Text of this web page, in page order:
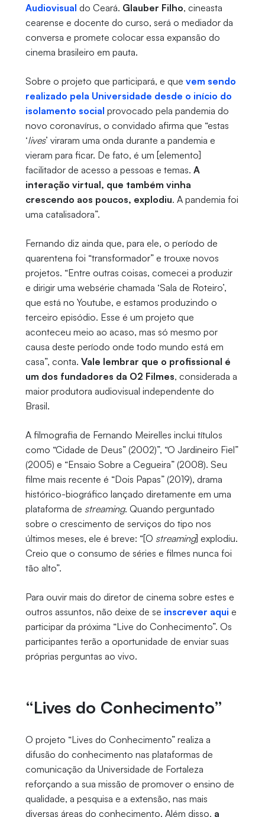
Audiovisual do Ceará. Glauber Filho, cineasta
cearense e docente do curso, será o mediador da
conversa e promete colocar essa expansão do
cinema brasileiro em pauta.
Sobre o projeto que participará, e que vem sendo
realizado pela Universidade desde o início do
isolamento social provocado pela pandemia do
novo coronavírus, o convidado afirma que “estas
‘lives’ viraram uma onda durante a pandemia e
vieram para ficar. De fato, é um [elemento]
facilitador de acesso a pessoas e temas. A
interação virtual, que também vinha
crescendo aos poucos, explodiu. A pandemia foi
uma catalisadora”.
Fernando diz ainda que, para ele, o período de
quarentena foi “transformador” e trouxe novos
projetos. “Entre outras coisas, comecei a produzir
e dirigir uma websérie chamada ‘Sala de Roteiro’,
que está no Youtube, e estamos produzindo o
terceiro episódio. Esse é um projeto que
aconteceu meio ao acaso, mas só mesmo por
causa deste período onde todo mundo está em
casa”, conta. Vale lembrar que o profissional é
um dos fundadores da O2 Filmes, considerada a
maior produtora audiovisual independente do
Brasil.
A filmografia de Fernando Meirelles inclui títulos
como “Cidade de Deus” (2002)”, “O Jardineiro Fiel”
(2005) e “Ensaio Sobre a Cegueira” (2008). Seu
filme mais recente é “Dois Papas” (2019), drama
histórico-biográfico lançado diretamente em uma
plataforma de streaming. Quando perguntado
sobre o crescimento de serviços do tipo nos
últimos meses, ele é breve: “[O streaming] explodiu.
Creio que o consumo de séries e filmes nunca foi
tão alto”.
Para ouvir mais do diretor de cinema sobre estes e
outros assuntos, não deixe de se inscrever aqui e
participar da próxima “Live do Conhecimento”. Os
participantes terão a oportunidade de enviar suas
próprias perguntas ao vivo.
“Lives do Conhecimento”
O projeto “Lives do Conhecimento” realiza a
difusão do conhecimento nas plataformas de
comunicação da Universidade de Fortaleza
reforçando a sua missão de promover o ensino de
qualidade, a pesquisa e a extensão, nas mais
diversas áreas do conhecimento. Além disso, a